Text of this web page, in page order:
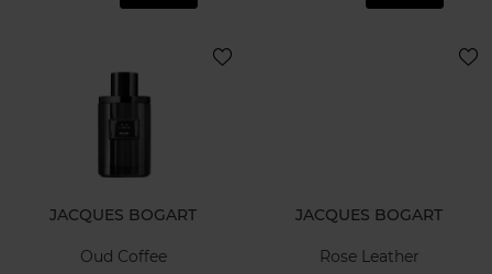
JACQUES BOGART
Oud Coffee
JACQUES BOGART
Rose Leather